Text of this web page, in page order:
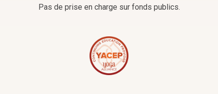
Pas de prise en charge sur fonds publics.